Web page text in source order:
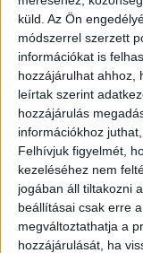
küld. Az Ön
módszerrel szerzett
információkat is
hozzájárulhat ahhoz,
leírtak szerint
hozzájárulás
információkhoz
Felhívjuk figyelmét,
kezeléséhez nem
jogában áll tiltakozni
beállításai csak erre
megváltoztathatja a
hozzájárulását, ha
Mesterséges
Network4
Média 2025. október 27.
A Network4 Media
intelligencia (AI)